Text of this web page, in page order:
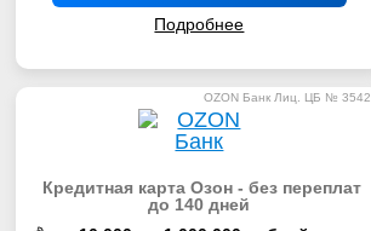
Подробнее
OZON Банк Лиц. ЦБ № 3542
Кредитная карта Озон - без переплат
до 140 дней